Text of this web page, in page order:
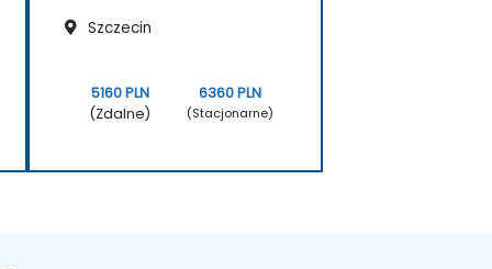
Szczecin
5160 PLN
(Zdalne)
6360 PLN
(Stacjonarne)